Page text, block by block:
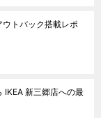
トバック搭載レポ
IKEA 新三郷店への最